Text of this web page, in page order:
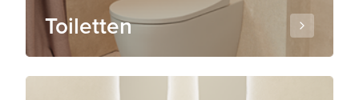
Toiletten